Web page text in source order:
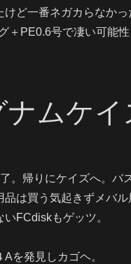
ど一番ネガカらなか
＋PE0.6号で凄い可能性
ナムケイ
。帰りにケイズへ。バ
は買う気起きずメバ
FCdiskもゲッツ。
を発見しカゴヘ。